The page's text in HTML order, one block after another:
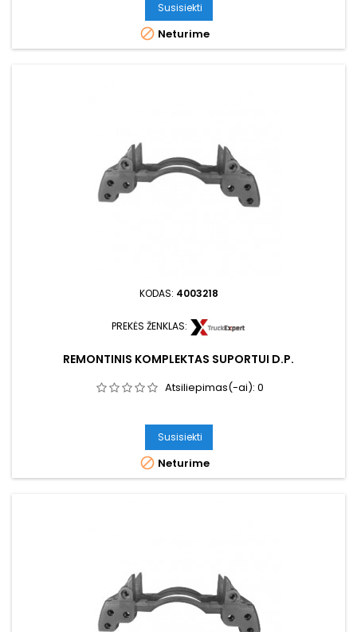
Susisiekti
 Neturime
KODAS: 4003218
PREKĖS ŽENKLAS:
REMONTINIS KOMPLEKTAS SUPORTUI D.P.
Atsiliepimas(-ai): 0
Susisiekti
 Neturime